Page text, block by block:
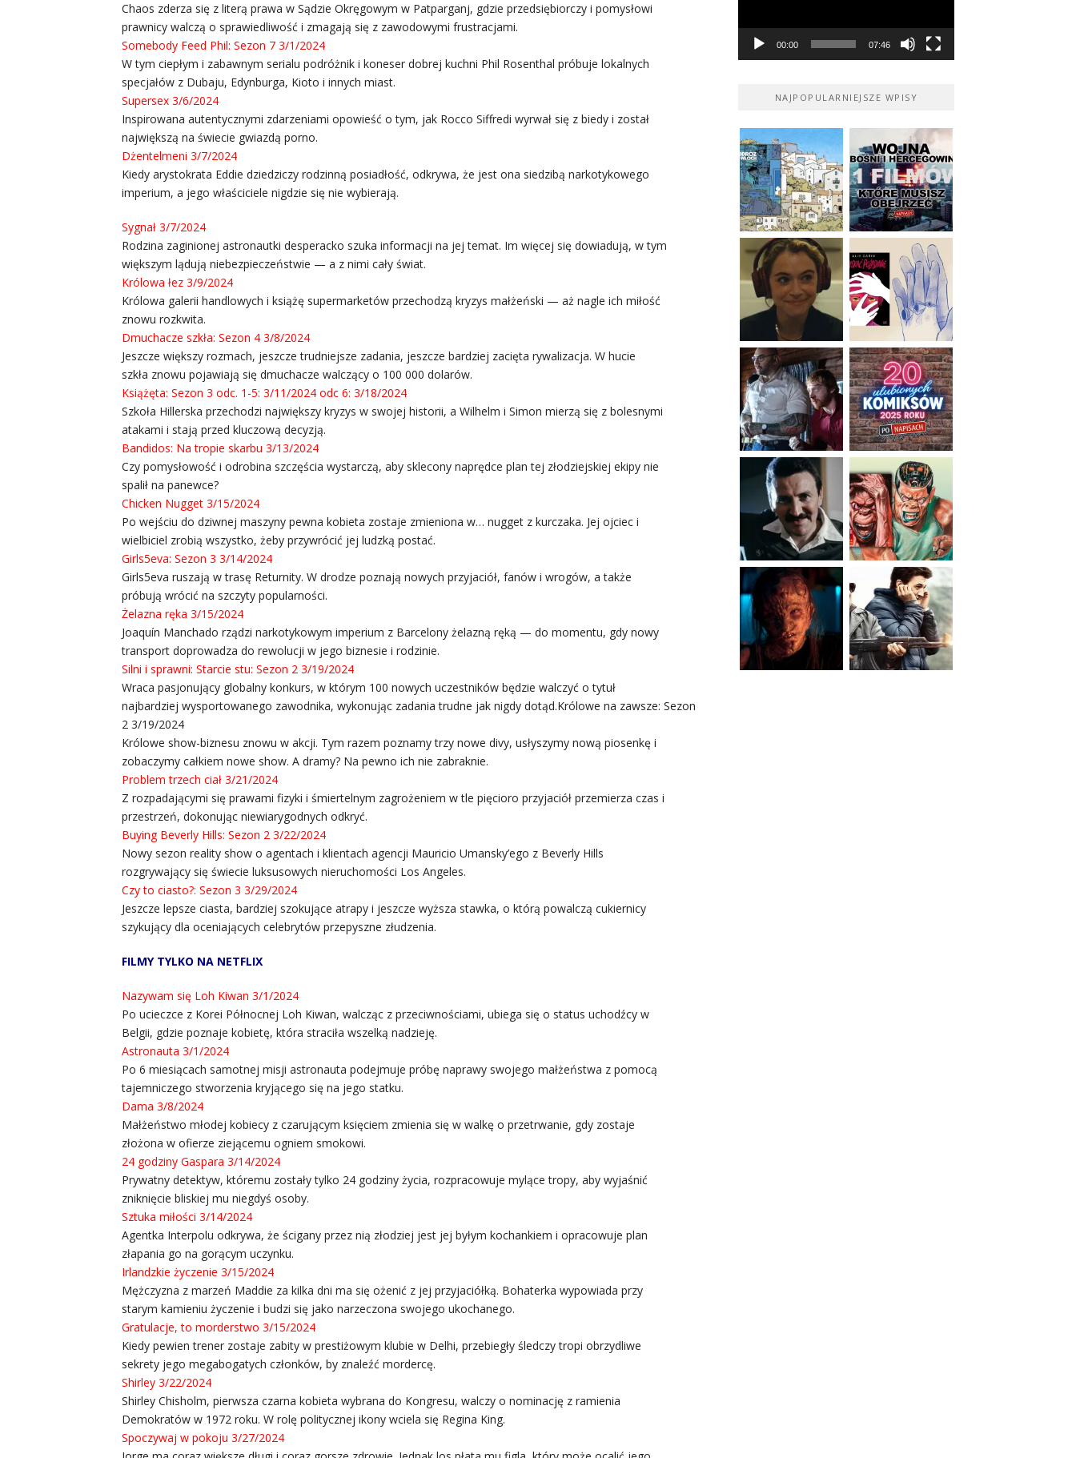
Chaos zderza się z literą prawa w Sądzie Okręgowym w Patparganj, gdzie przedsiębiorczy i pomysłowi
prawnicy walczą o sprawiedliwość i zmagają się z zawodowymi frustracjami.
Somebody Feed Phil: Sezon 7 3/1/2024
W tym ciepłym i zabawnym serialu podróżnik i koneser dobrej kuchni Phil Rosenthal próbuje lokalnych
specjałów z Dubaju, Edynburga, Kioto i innych miast.
Supersex 3/6/2024
Inspirowana autentycznymi zdarzeniami opowieść o tym, jak Rocco Siffredi wyrwał się z biedy i został
największą na świecie gwiazdą porno.
Dżentelmeni 3/7/2024
Kiedy arystokrata Eddie dziedziczy rodzinną posiadłość, odkrywa, że jest ona siedzibą narkotykowego
imperium, a jego właściciele nigdzie się nie wybierają.
Sygnał 3/7/2024
Rodzina zaginionej astronautki desperacko szuka informacji na jej temat. Im więcej się dowiadują, w tym
większym lądują niebezpieczeństwie — a z nimi cały świat.
Królowa łez 3/9/2024
Królowa galerii handlowych i książę supermarketów przechodzą kryzys małżeński — aż nagle ich miłość
znowu rozkwita.
Dmuchacze szkła: Sezon 4 3/8/2024
Jeszcze większy rozmach, jeszcze trudniejsze zadania, jeszcze bardziej zacięta rywalizacja. W hucie
szkła znowu pojawiają się dmuchacze walczący o 100 000 dolarów.
Książęta: Sezon 3 odc. 1-5: 3/11/2024 odc 6: 3/18/2024
Szkoła Hillerska przechodzi największy kryzys w swojej historii, a Wilhelm i Simon mierzą się z bolesnymi
atakami i stają przed kluczową decyzją.
Bandidos: Na tropie skarbu 3/13/2024
Czy pomysłowość i odrobina szczęścia wystarczą, aby sklecony naprędce plan tej złodziejskiej ekipy nie
spalił na panewce?
Chicken Nugget 3/15/2024
Po wejściu do dziwnej maszyny pewna kobieta zostaje zmieniona w… nugget z kurczaka. Jej ojciec i
wielbiciel zrobią wszystko, żeby przywrócić jej ludzką postać.
Girls5eva: Sezon 3 3/14/2024
Girls5eva ruszają w trasę Returnity. W drodze poznają nowych przyjaciół, fanów i wrogów, a także
próbują wrócić na szczyty popularności.
Żelazna ręka 3/15/2024
Joaquín Manchado rządzi narkotykowym imperium z Barcelony żelazną ręką — do momentu, gdy nowy
transport doprowadza do rewolucji w jego biznesie i rodzinie.
Silni i sprawni: Starcie stu: Sezon 2 3/19/2024
Wraca pasjonujący globalny konkurs, w którym 100 nowych uczestników będzie walczyć o tytuł
najbardziej wysportowanego zawodnika, wykonując zadania trudne jak nigdy dotąd.Królowe na zawsze: Sezon
2 3/19/2024
Królowe show-biznesu znowu w akcji. Tym razem poznamy trzy nowe divy, usłyszymy nową piosenkę i
zobaczymy całkiem nowe show. A dramy? Na pewno ich nie zabraknie.
Problem trzech ciał 3/21/2024
Z rozpadającymi się prawami fizyki i śmiertelnym zagrożeniem w tle pięcioro przyjaciół przemierza czas i
przestrzeń, dokonując niewiarygodnych odkryć.
Buying Beverly Hills: Sezon 2 3/22/2024
Nowy sezon reality show o agentach i klientach agencji Mauricio Umansky’ego z Beverly Hills
rozgrywający się świecie luksusowych nieruchomości Los Angeles.
Czy to ciasto?: Sezon 3 3/29/2024
Jeszcze lepsze ciasta, bardziej szokujące atrapy i jeszcze wyższa stawka, o którą powalczą cukiernicy
szykujący dla oceniających celebrytów przepyszne złudzenia.
FILMY TYLKO NA NETFLIX
Nazywam się Loh Kiwan 3/1/2024
Po ucieczce z Korei Północnej Loh Kiwan, walcząc z przeciwnościami, ubiega się o status uchodźcy w
Belgii, gdzie poznaje kobietę, która straciła wszelką nadzieję.
Astronauta 3/1/2024
Po 6 miesiącach samotnej misji astronauta podejmuje próbę naprawy swojego małżeństwa z pomocą
tajemniczego stworzenia kryjącego się na jego statku.
Dama 3/8/2024
Małżeństwo młodej kobiecy z czarującym księciem zmienia się w walkę o przetrwanie, gdy zostaje
złożona w ofierze ziejącemu ogniem smokowi.
24 godziny Gaspara 3/14/2024
Prywatny detektyw, któremu zostały tylko 24 godziny życia, rozpracowuje mylące tropy, aby wyjaśnić
zniknięcie bliskiej mu niegdyś osoby.
Sztuka miłości 3/14/2024
Agentka Interpolu odkrywa, że ścigany przez nią złodziej jest jej byłym kochankiem i opracowuje plan
złapania go na gorącym uczynku.
Irlandzkie życzenie 3/15/2024
Mężczyzna z marzeń Maddie za kilka dni ma się ożenić z jej przyjaciółką. Bohaterka wypowiada przy
starym kamieniu życzenie i budzi się jako narzeczona swojego ukochanego.
Gratulacje, to morderstwo 3/15/2024
Kiedy pewien trener zostaje zabity w prestiżowym klubie w Delhi, przebiegły śledczy tropi obrzydliwe
sekrety jego megabogatych członków, by znaleźć mordercę.
Shirley 3/22/2024
Shirley Chisholm, pierwsza czarna kobieta wybrana do Kongresu, walczy o nominację z ramienia
Demokratów w 1972 roku. W rolę politycznej ikony wciela się Regina King.
Spoczywaj w pokoju 3/27/2024
00:00 07:46
NAJPOPULARNIEJSZE WPISY